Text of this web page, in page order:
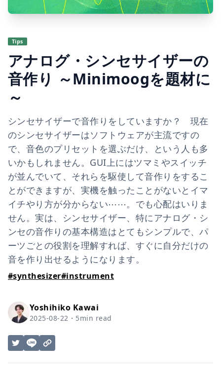
Tips
アナログ・シンセサイザーの
音作り ～Minimoogを題材に
～
シンセサイザーで音作りをしていますか？ 現在
のシンセサイザーはソフトウェアが主流ですの
で、音色のプリセットを選ぶだけ、という人も多
いかもしれません。GUI上にはツマミやスイッチ
が並んでいて、それらを駆使して音作りをするこ
とができますが、実機を触ったことがないとイマ
イチやり方が分からない⋯⋯。でも心配はいりま
せん。実は、シンセサイザー、特にアナログ・シ
ンセの音作りの基本構造はとてもシンプルで、パ
ーツごとの役割を理解すれば、すぐに自分だけの
音を作り出せるようになります。
#synthesizer#instrument
Yoshihiko Kawai
2025-08-22 ・ 5min read